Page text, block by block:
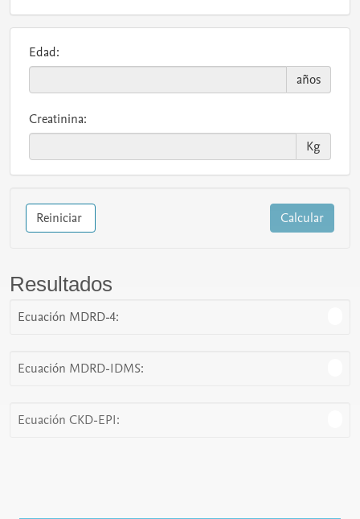
Edad:
años
Creatinina:
Kg
Calcular
Reiniciar
Resultados
Ecuación MDRD-4:
Ecuación MDRD-IDMS:
Ecuación CKD-EPI: